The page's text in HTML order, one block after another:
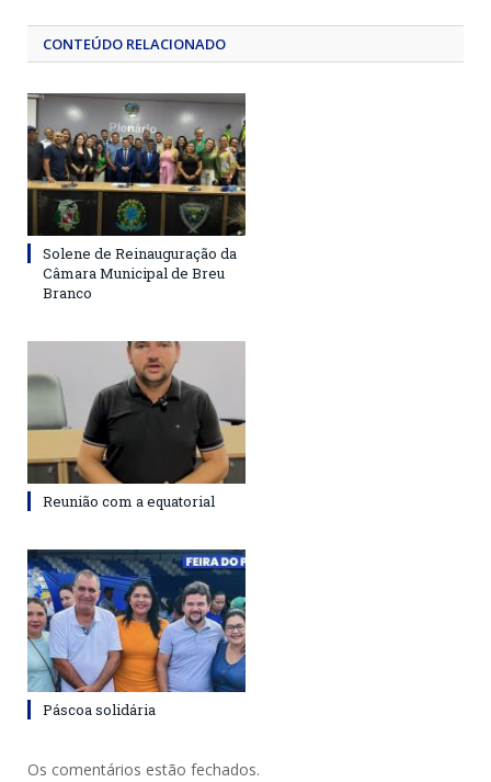
CONTEÚDO RELACIONADO
Solene de Reinauguração da
Câmara Municipal de Breu
Branco
Reunião com a equatorial
Páscoa solidária
Os comentários estão fechados.